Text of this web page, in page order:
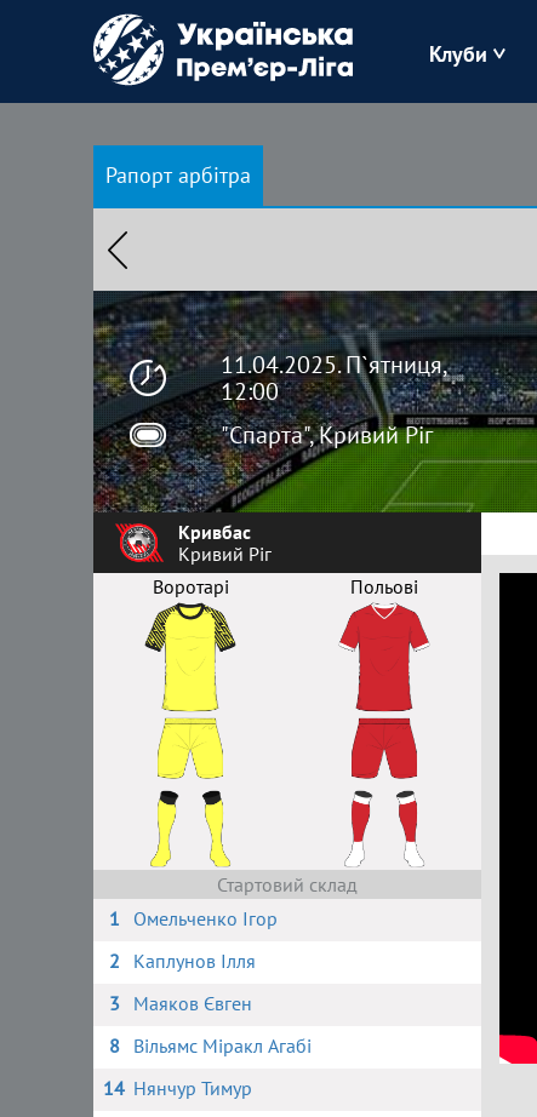
Клуби
Зоря
Полісся
Рапорт арбітра
11.04.2025. П`ятниця,
12:00
"Спарта", Кривий Ріг
Кривбас
Кривий Ріг
Воротарі
Польові
Стартовий склад
1
Омельченко Ігор
2
Каплунов Ілля
3
Маяков Євген
8
Вільямс Міракл Агабі
14 Нянчур Тимур